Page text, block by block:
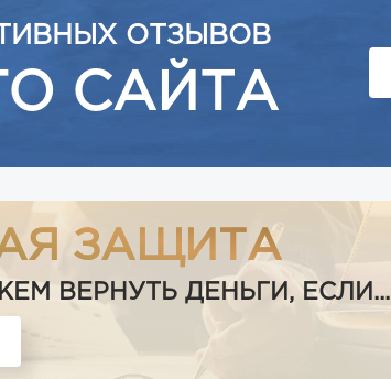
ОТЗЫВОВ
САЙТА
ЗАЩИТА
ВЕРНУТЬ ДЕНЬГИ, ЕСЛИ...